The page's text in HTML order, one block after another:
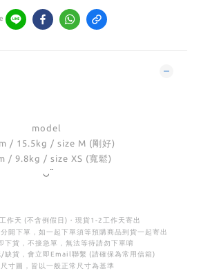
model
/ 15.5kg / size M (剛好)
/ 9.8kg / size XS (寬鬆)
◡̈
工作天 (不含例假日)・ 現貨1-2 工作天寄出
開下單，如一起下單須等預購商品到貨一起寄出
下貨，不接急單，無法等待請勿下單唷
/缺貨，會立即Email聯繫 (請確保為常用信箱)
寸圖，皆以一般正常尺寸為基準